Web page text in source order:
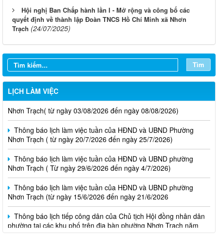
Hội nghị Ban Chấp hành lần I - Mở rộng và công bố các
quyết định về thành lập Đoàn TNCS Hồ Chí Minh xã Nhơn
Trạch (24/07/2025)
Tìm
LỊCH LÀM VIỆC
Thông báo lịch làm việc tuần của HĐND và UBND phường
Nhơn Trạch( từ ngày 03/08/2026 đến ngày 08/08/2026)
Thông báo lịch làm việc tuần của HĐND và UBND Phường
Nhơn Trạch ( từ ngày 20/7/2026 đến ngày 25/7/2026)
Thông báo lịch làm việc tuần của HĐND và UBND phường
Nhơn Trạch ( Từ ngày 29/6/2026 đến ngày 4/7/2026)
Thông báo lịch làm việc tuần của HĐND và UBND phường
Nhơn Trạch (từ ngày 15/6/2026 đến ngày 21/6/2026
Thông báo lịch tiếp công dân của Chủ tịch Hội đồng nhân dân
phường tại các khu phố trên địa bàn phường Nhơn Trạch năm
2026